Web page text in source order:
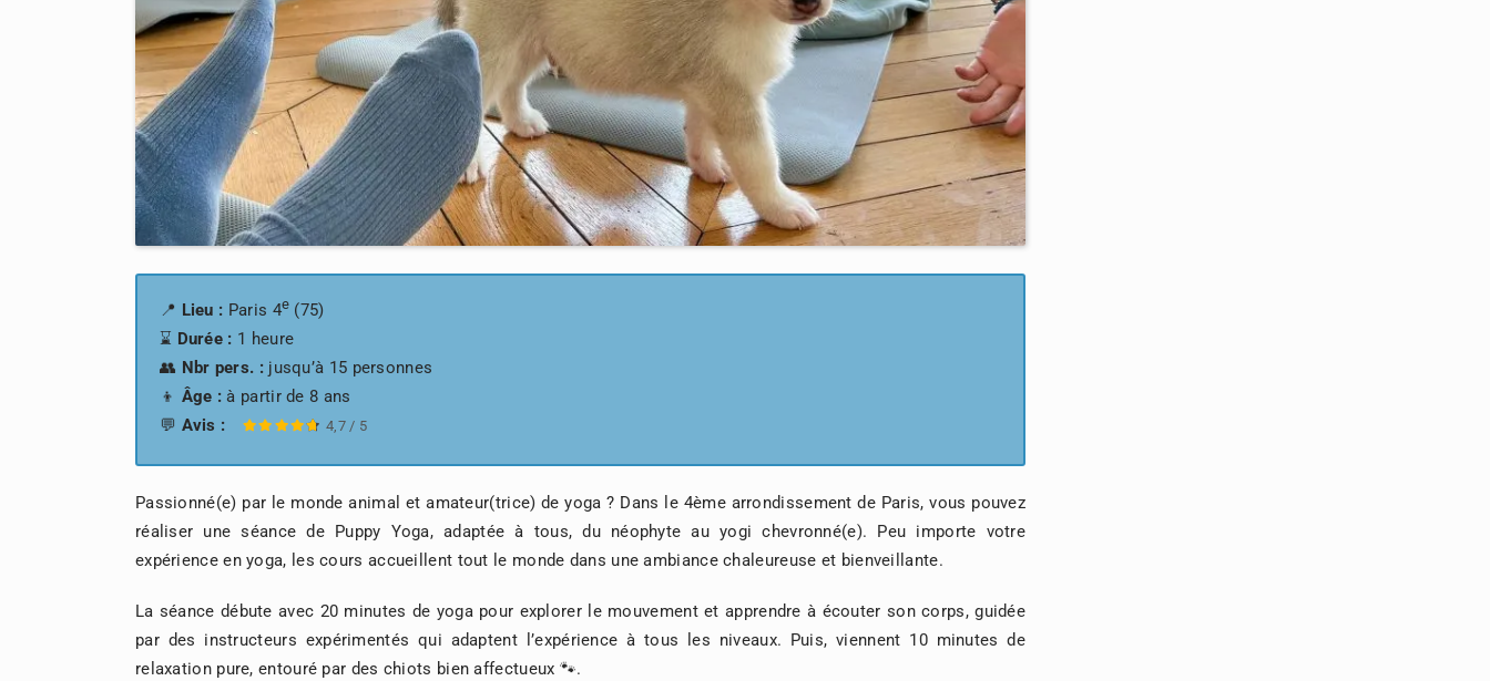
📍 Lieu : Paris 4e (75)
⌛ Durée : 1 heure
👥 Nbr pers. : jusqu’à 15 personnes
👦 Âge : à partir de 8 ans
💬 Avis : 4,7/ 5
Passionné(e) par le monde animal et amateur(trice) de yoga ? Dans le 4ème arrondissement de Paris, vous pouvez
réaliser une séance de Puppy Yoga, adaptée à tous, du néophyte au yogi chevronné(e). Peu importe votre
expérience en yoga, les cours accueillent tout le monde dans une ambiance chaleureuse et bienveillante.
La séance débute avec 20 minutes de yoga pour explorer le mouvement et apprendre à écouter son corps, guidée
par des instructeurs expérimentés qui adaptent l’expérience à tous les niveaux. Puis, viennent 10 minutes de
relaxation pure, entouré par des chiots bien affectueux 🐾.